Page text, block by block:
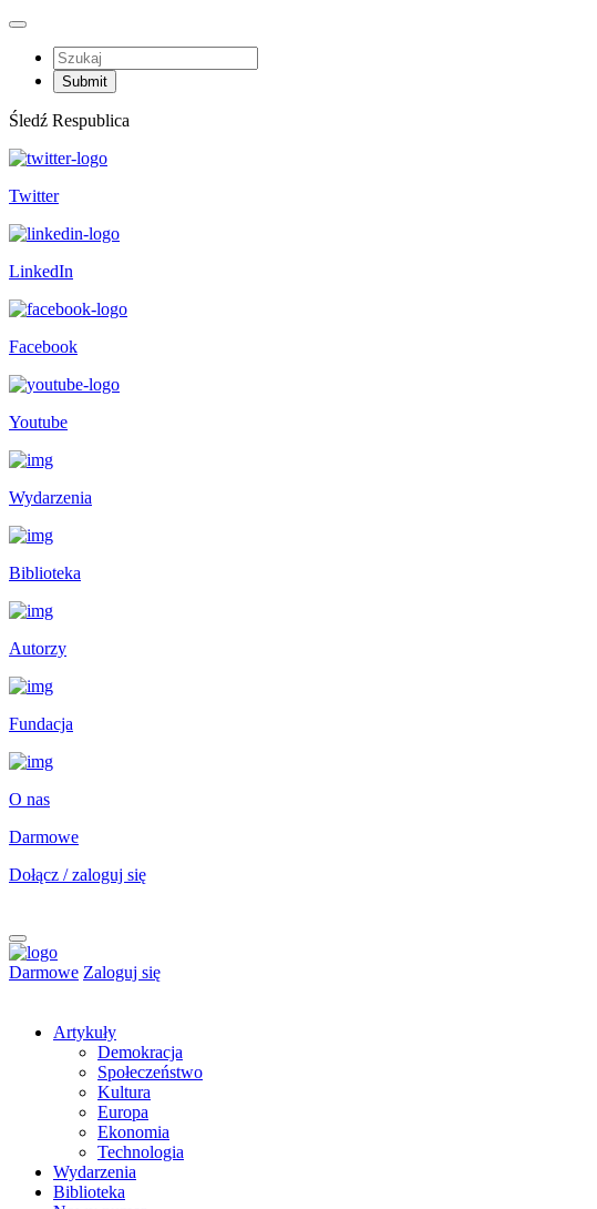
Śledź Respublica
Twitter
LinkedIn
Facebook
Youtube
Wydarzenia
Biblioteka
Autorzy
Fundacja
O nas
Darmowe
Dołącz / zaloguj się
Darmowe Zaloguj się
Artykuły
Demokracja
Społeczeństwo
Kultura
Europa
Ekonomia
Technologia
Wydarzenia
Biblioteka